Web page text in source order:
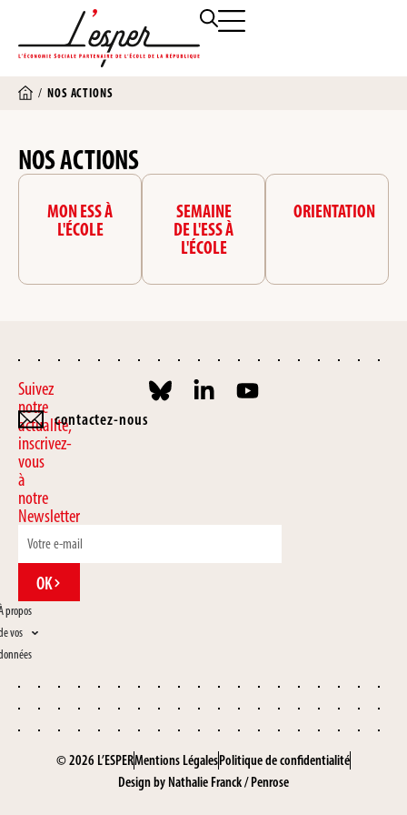
/NOS ACTIONS
NOS ACTIONS
MON ESS À
L'ÉCOLE
SEMAINE
DE L'ESS À
L'ÉCOLE
ORIENTATION
Suivez
notre
actualité,
inscrivez-
vous
à
notre
Newsletter
OK
propos
vos
contactez-nous
© 2026 L’ESPERMentions LégalesPolitique de confidentialité
Design by Nathalie Franck/Penrose